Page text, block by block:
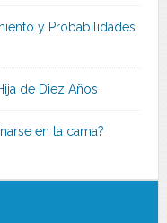
y Probabilidades
de Diez Años
en la cama?